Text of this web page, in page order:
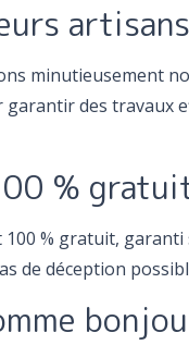
artisans
minutieusement
des travaux
%
100 % gratuit, garanti
de déception